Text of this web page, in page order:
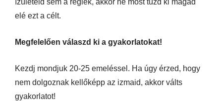
elé ezt a célt.
Megfelelően válaszd ki a gyakorlatokat!
Kezdj mondjuk 20-25 emeléssel. Ha úgy érzed, hogy
nem dolgoznak kellőképp az izmaid, akkor válts
gyakorlatot!